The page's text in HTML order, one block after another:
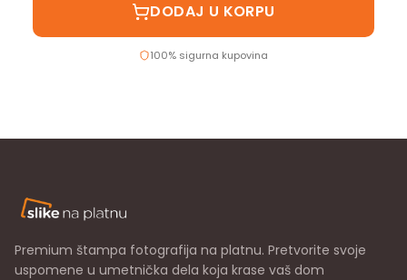
DODAJ U KORPU
100% sigurna kupovina
Premium štampa fotografija na platnu. Pretvorite svoje
uspomene u umetnička dela koja krase vaš dom